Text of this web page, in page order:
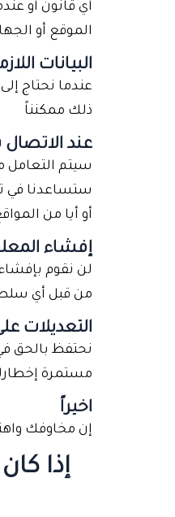
أي قانون أو
الموقع أو
البيانات
عندما نحتاج
ذلك ممكنناً
عند الاتصال
سيتم التعامل
ستساعدنا في
أو أيا من
إفشاء
لن نقوم
من قبل أي
التعديلات
نحتفظ بالحق
مستمرة
اخيراً
إن مخاوفك
إذا